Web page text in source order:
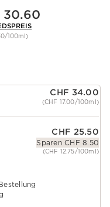
30.60
100ml)
CHF 34.00
(CHF 17.00/100ml)
CHF 25.50
Sparen CHF 8.50
(CHF 12.75/100ml)